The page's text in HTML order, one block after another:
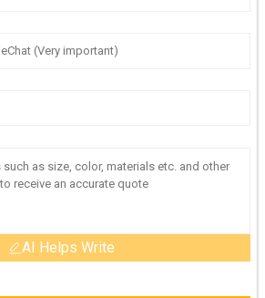
AI Helps Write